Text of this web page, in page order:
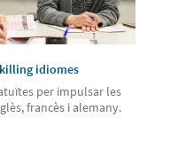
idiomes
per impulsar les
francès i alemany.